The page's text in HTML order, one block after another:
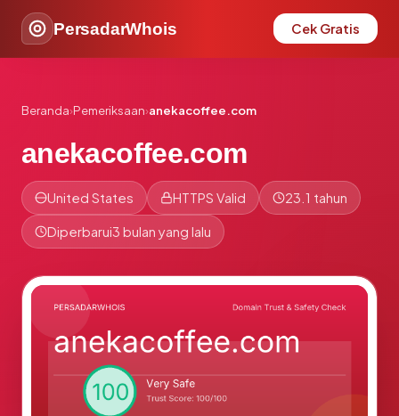
PersadarWhois Cek Gratis
Beranda›Pemeriksaan›anekacoffee.com
anekacoffee.com
United States HTTPS Valid 23.1 tahun
Diperbarui3 bulan yang lalu